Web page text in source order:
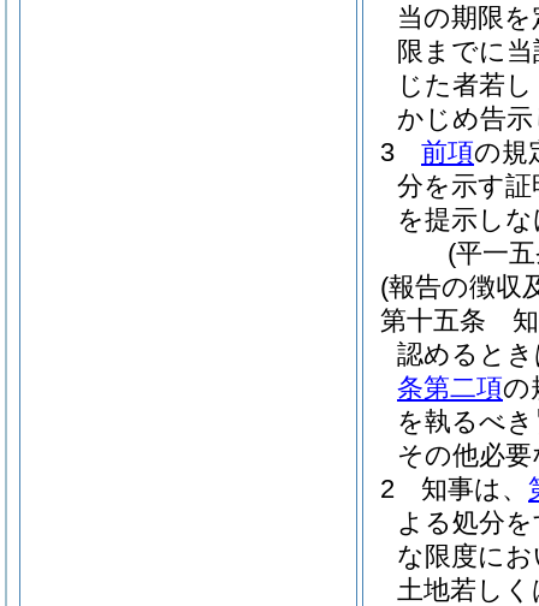
当の期限
限までに
じた者若
かじめ告
3
前項の規
分を示す
を提示し
(平一
(報告の徴収
第十五条
認めると
条第二項の
を執るべ
その他必
2
知事は、
よる処分
な限度に
土地若し